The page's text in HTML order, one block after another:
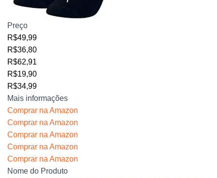
Preço
R$49,99
R$36,80
R$62,91
R$19,90
R$34,99
Mais informações
Comprar na Amazon
Comprar na Amazon
Comprar na Amazon
Comprar na Amazon
Comprar na Amazon
Nome do Produto